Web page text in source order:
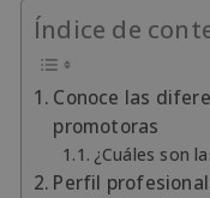
Índice de
Conoce las
promotoras
¿Cuáles son
Perfil